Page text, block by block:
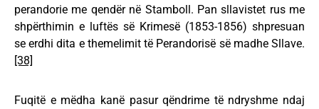
perandorie me qendër në Stamboll. Pan sllavistet rus me
shpërthimin e luftës së Krimesë (1853-1856) shpresuan
se erdhi dita e themelimit të Perandorisë së madhe Sllave.
[38]
Fuqitë e mëdha kanë pasur qëndrime të ndryshme ndaj